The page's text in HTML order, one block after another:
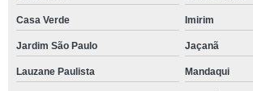
Casa Verde Imirim
Jardim São Paulo Jaçanã
Lauzane Paulista Mandaqui